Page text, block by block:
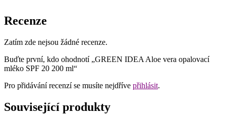
Recenze
Zatím zde nejsou žádné recenze.
Buďte první, kdo ohodnotí „GREEN IDEA Aloe vera opalovací
mléko SPF 20 200 ml“
Pro přidávání recenzí se musíte nejdříve přihlásit.
Související produkty